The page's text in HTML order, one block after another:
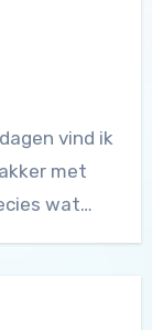
vind ik
met
wat…